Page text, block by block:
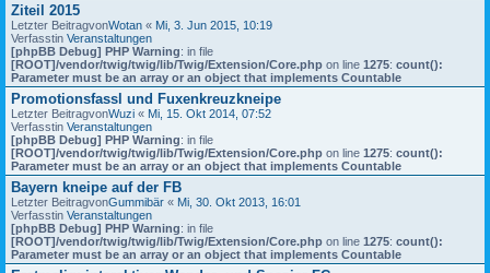
Ziteil 2015
Letzter BeitragvonWotan « Mi, 3. Jun 2015, 10:19
Verfasstin Veranstaltungen
[phpBB Debug] PHP Warning: in file
[ROOT]/vendor/twig/twig/lib/Twig/Extension/Core.php on line 1275: count():
Parameter must be an array or an object that implements Countable
Promotionsfassl und Fuxenkreuzkneipe
Letzter BeitragvonWuzi « Mi, 15. Okt 2014, 07:52
Verfasstin Veranstaltungen
[phpBB Debug] PHP Warning: in file
[ROOT]/vendor/twig/twig/lib/Twig/Extension/Core.php on line 1275: count():
Parameter must be an array or an object that implements Countable
Bayern kneipe auf der FB
Letzter BeitragvonGummibär « Mi, 30. Okt 2013, 16:01
Verfasstin Veranstaltungen
[phpBB Debug] PHP Warning: in file
[ROOT]/vendor/twig/twig/lib/Twig/Extension/Core.php on line 1275: count():
Parameter must be an array or an object that implements Countable